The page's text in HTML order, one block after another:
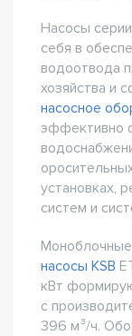
Насосы
себя в
водоотвода
хозяйства и
насосное
эффективно
установках,
систем и
насосы KSB
кВт
с
396 м³/ч.